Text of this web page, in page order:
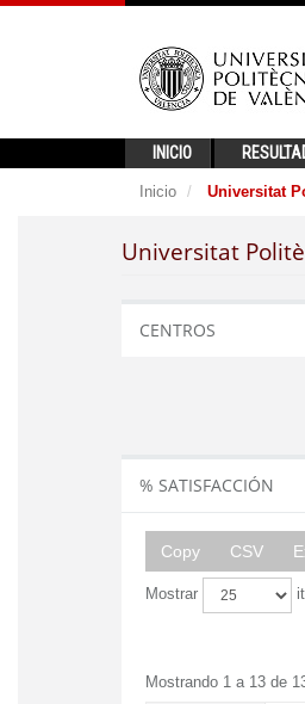
INICIO
Inicio Universitat
Universitat
CENTROS
% SATISFACCIÓN
Copy CSV
Mostrar
Mostrando 1 a 13 de